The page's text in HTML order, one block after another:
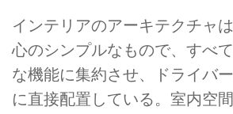
インテリアのアーキテクチャ
心のシンプルなもので、すべ
な機能に集約させ、ドライバ
に直接配置している。室内空